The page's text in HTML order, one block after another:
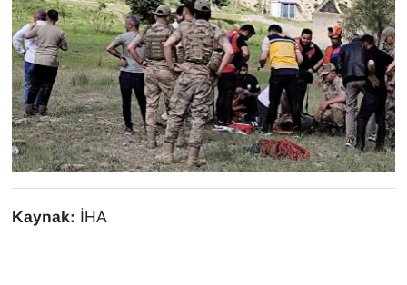
Kaynak: İHA
SİYASET
SPOR
TEBRİK
TEKNOLOJİ
Turizm